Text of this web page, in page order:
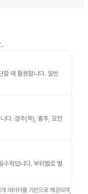
할 때 활용합니다. 일반
다. 경추(목), 흉추, 요천
수적입니다. 부위별로 별
데이터를 기반으로 제공되며,